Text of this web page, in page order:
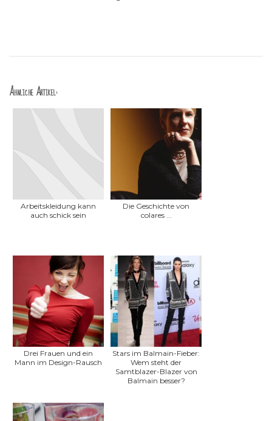
Ähnliche Artikel:
Arbeitskleidung kann
auch schick sein
Die Geschichte von
colares ...
Drei Frauen und ein
Mann im Design-Rausch
Stars im Balmain-Fieber:
Wem steht der
Samtblazer-Blazer von
Balmain besser?